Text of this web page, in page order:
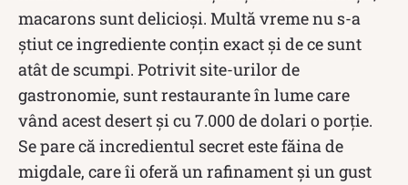
macarons sunt delicioși. Multă vreme nu s-a
știut ce ingrediente conțin exact și de ce sunt
atât de scumpi. Potrivit site-urilor de
gastronomie, sunt restaurante în lume care
vând acest desert și cu 7.000 de dolari o porție.
Se pare că incredientul secret este făina de
migdale, care îi oferă un rafinament și un gust